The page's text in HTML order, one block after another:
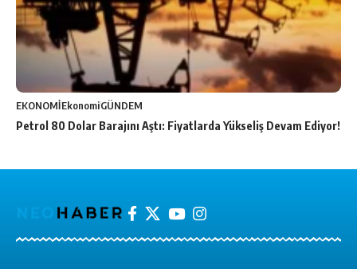
EKONOMİEkonomiGÜNDEM
Petrol 80 Dolar Barajını Aştı: Fiyatlarda Yükseliş Devam Ediyor!